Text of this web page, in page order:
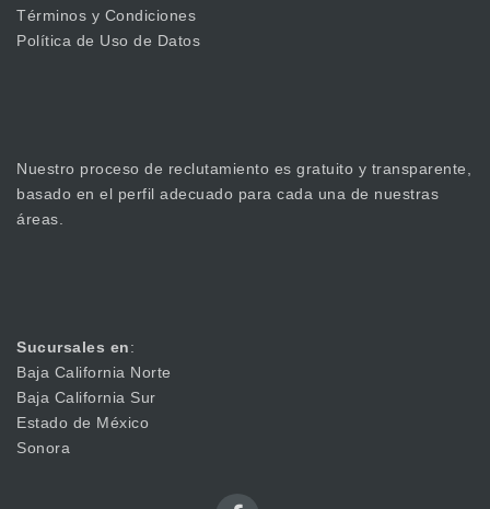
Términos y Condiciones
Política de Uso de Datos
Nuestro proceso de reclutamiento es gratuito y transparente,
basado en el perfil adecuado para cada una de nuestras
áreas.
Sucursales en:
Baja California Norte
Baja California Sur
Estado de México
Sonora